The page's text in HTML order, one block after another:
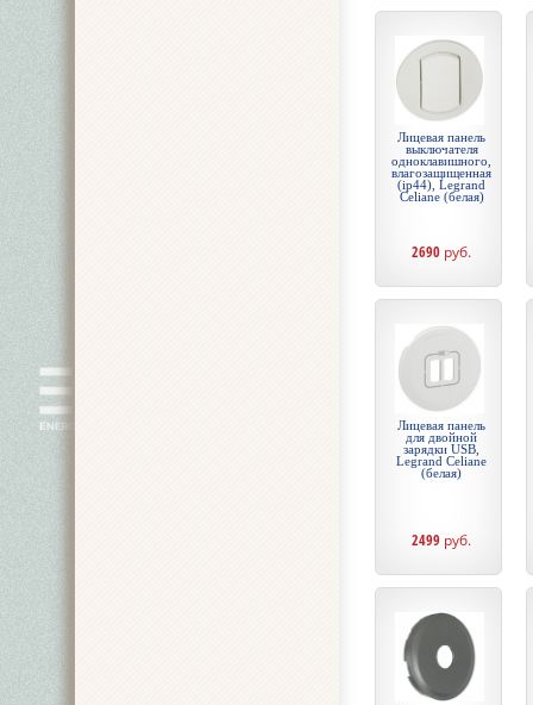
Лицевая панель
выключателя
одноклавишного,
влагозащищенная
(ip44), Legrand
Celiane (белая)
2690 руб.
Лицевая панель
для двойной
зарядки USB,
Legrand Celiane
(белая)
2499 руб.